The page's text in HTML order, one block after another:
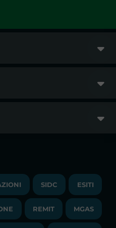
NEWS
NOI
E CONTRATTI
ELETTRICO
SIDC ESITI
REMIT MGAS